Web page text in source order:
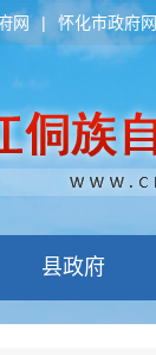
网 | 怀化市政府网
县政府